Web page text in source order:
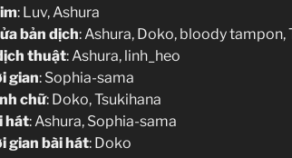
: Luv, Ashura
bản dịch: Ashura, Doko, bloody tampon,
thuật: Ashura, linh_heo
gian: Sophia-sama
chữ: Doko, Tsukihana
hát: Ashura, Sophia-sama
gian bài hát: Doko